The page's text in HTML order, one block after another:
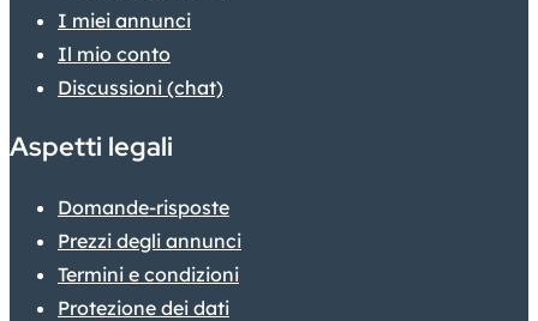
I miei annunci
Il mio conto
Discussioni (chat)
Aspetti legali
Domande-risposte
Prezzi degli annunci
Termini e condizioni
Protezione dei dati